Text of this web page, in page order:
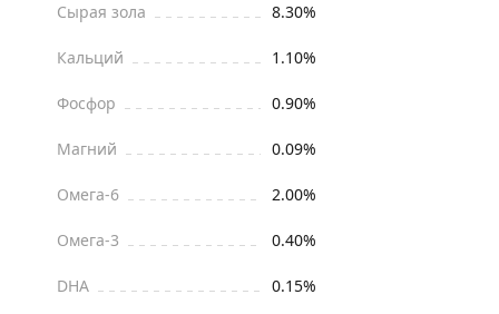
Сырая зола 8.30%
Кальций 1.10%
Фосфор 0.90%
Магний 0.09%
Омега-6 2.00%
Омега-3 0.40%
DHA 0.15%